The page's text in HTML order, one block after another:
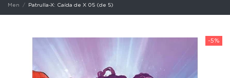
Men
Patrulla-X: Caída de X 05 (de 5)
-5%